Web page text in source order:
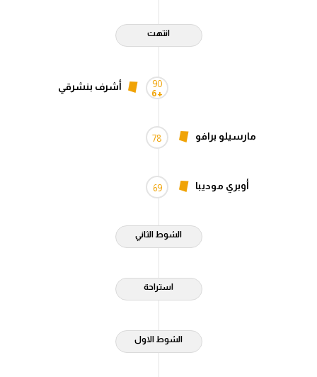
انتهت
90
+6
أشرف بنشرقي
78 مارسيلو برافو
69 أوبري موديبا
الشوط الثاني
استراحة
الشوط الاول